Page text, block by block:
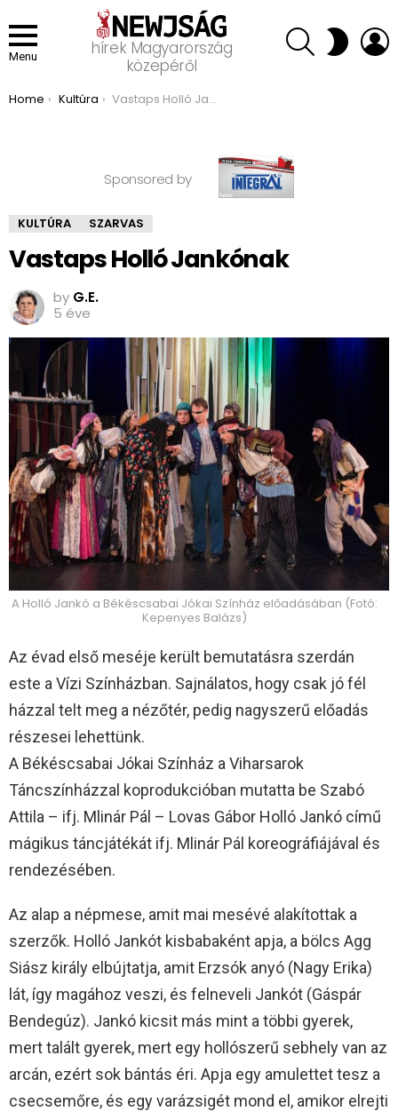
Menu
hírek Magyarország
közepéről
SEARCH SWITCH
SKIN
You are here:
Home Kultúra Vastaps Holló Jankónak
Sponsored by
KULTÚRA SZARVAS
Vastaps Holló Jankónak
by G.E.
5 éve
A Holló Jankó a Békéscsabai Jókai Színház előadásában (Fotó:
Kepenyes Balázs)
Az évad első meséje került bemutatásra szerdán
este a Vízi Színházban. Sajnálatos, hogy csak jó fél
házzal telt meg a nézőtér, pedig nagyszerű előadás
részesei lehettünk.
A Békéscsabai Jókai Színház a Viharsarok
Táncszínházzal koprodukcióban mutatta be Szabó
Attila – ifj. Mlinár Pál – Lovas Gábor Holló Jankó című
mágikus táncjátékát ifj. Mlinár Pál koreográfiájával és
rendezésében.
Az alap a népmese, amit mai mesévé alakítottak a
szerzők. Holló Jankót kisbabaként apja, a bölcs Agg
Siász király elbújtatja, amit Erzsók anyó (Nagy Erika)
lát, így magához veszi, és felneveli Jankót (Gáspár
Bendegúz). Jankó kicsit más mint a többi gyerek,
mert talált gyerek, mert egy hollószerű sebhely van az
arcán, ezért sok bántás éri. Apja egy amulettet tesz a
csecsemőre, és egy varázsigét mond el, amikor elrejti